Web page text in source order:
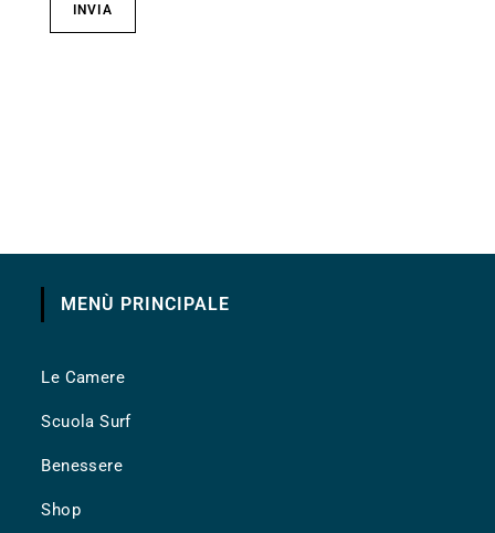
MENÙ PRINCIPALE
Le Camere
Scuola Surf
Benessere
Shop